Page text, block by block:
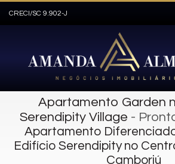
CRECI/SC 9.902-J
Apartamento Garden
Serendipity Village -
Apartamento
Edifício Serendipity no
Camboriú